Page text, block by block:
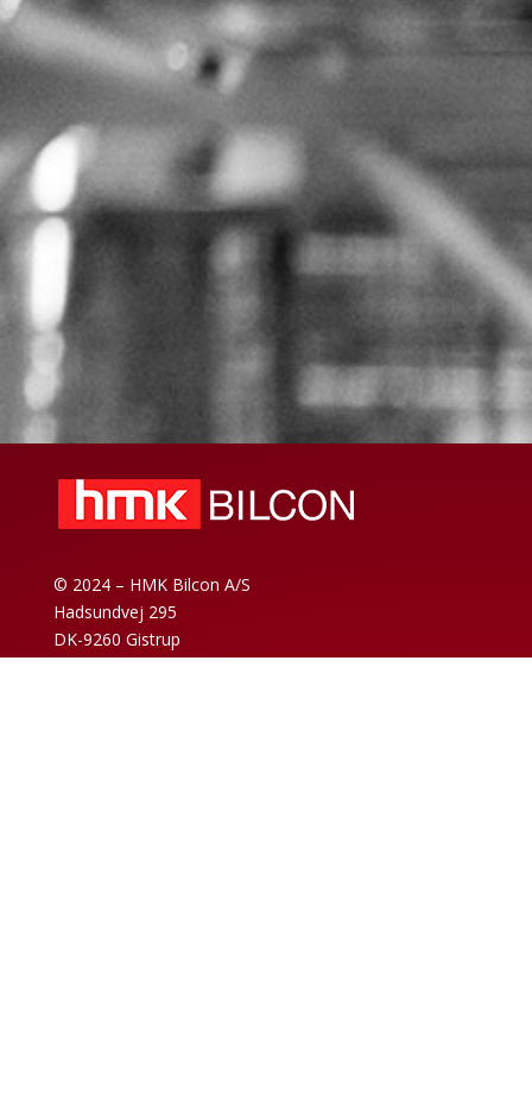
© 2024 – HMK Bilcon A/S
Hadsundvej 295
DK-9260 Gistrup